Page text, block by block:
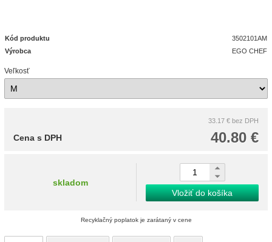
Kód produktu
3502101AM
Výrobca
EGO CHEF
Veľkosť
33.17 € bez DPH
40.80 €
Cena s DPH
skladom
Vložiť do košíka
Recyklačný poplatok je zarátaný v cene